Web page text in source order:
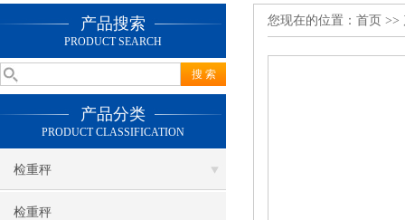
产品搜索
PRODUCT SEARCH
产品分类
PRODUCT CLASSIFICATION
检重秤
检重秤
您现在的位置： 首页 >>